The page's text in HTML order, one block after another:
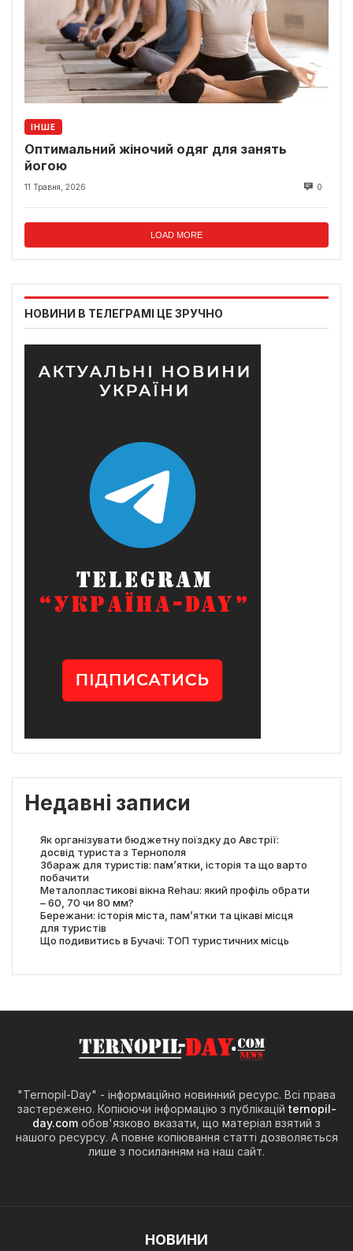
ІНШЕ
Оптимальний жіночий одяг для занять
йогою
11 Травня, 2026 0
LOAD MORE
НОВИНИ В ТЕЛЕГРАМІ ЦЕ ЗРУЧНО
Недавні записи
Як організувати бюджетну поїздку до Австрії:
досвід туриста з Тернополя
Збараж для туристів: пам’ятки, історія та що варто
побачити
Металопластикові вікна Rehau: який профіль обрати
– 60, 70 чи 80 мм?
Бережани: історія міста, пам’ятки та цікаві місця
для туристів
Що подивитись в Бучачі: ТОП туристичних місць
"Ternopil-Day" - інформаційно новинний ресурс. Всі права
застережено. Копіюючи інформацію з публікаційternopil-
day.com обов'язково вказати, що матеріал взятий з
нашого ресурсу. А повне копіювання статті дозволяється
лише з посиланням на наш сайт.
НОВИНИ